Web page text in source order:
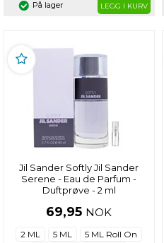
På lager LEGG I KURV
Jil Sander Softly Jil Sander
Serene - Eau de Parfum -
Duftprøve - 2 ml
69,95 NOK
2 ML 5 ML
5 ML Roll On